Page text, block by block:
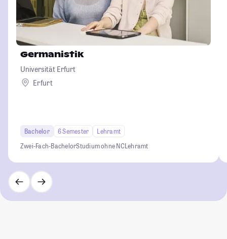
Germanistik
Universität Erfurt
Erfurt
Bachelor 6 Semester
Lehramt
Zwei-Fach-BachelorStudium ohne NCLehramt